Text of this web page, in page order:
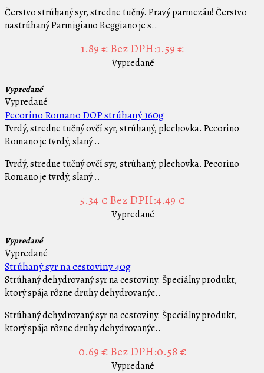
Čerstvo strúhaný syr, stredne tučný. Pravý parmezán! Čerstvo
nastrúhaný Parmigiano Reggiano je s..
1.89 € Bez DPH:1.59 €
Vypredané
Vypredané
Vypredané
Pecorino Romano DOP strúhaný 160g
Tvrdý, stredne tučný ovčí syr, strúhaný, plechovka. Pecorino
Romano je tvrdý, slaný ..
Tvrdý, stredne tučný ovčí syr, strúhaný, plechovka. Pecorino
Romano je tvrdý, slaný ..
5.34 €Bez DPH:4.49 €
Vypredané
Vypredané
Vypredané
Strúhaný syr na cestoviny 40g
Strúhaný dehydrovaný syr na cestoviny. Špeciálny produkt,
ktorý spája rôzne druhy dehydrovanýc..
Strúhaný dehydrovaný syr na cestoviny. Špeciálny produkt,
ktorý spája rôzne druhy dehydrovanýc..
0.69 € Bez DPH:0.58 €
Vypredané